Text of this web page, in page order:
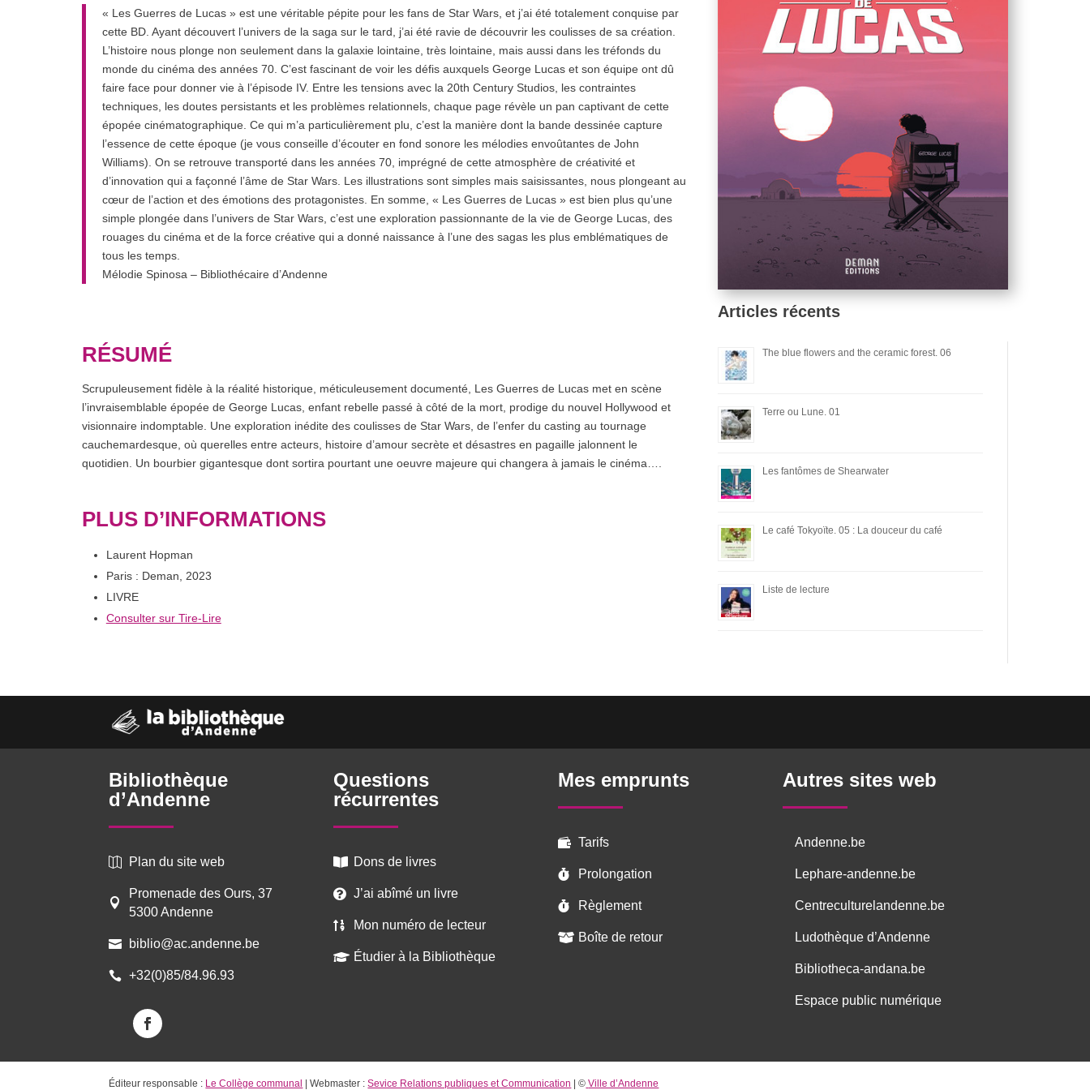
« Les Guerres de Lucas » est une véritable pépite pour les fans de Star Wars, et j’ai été totalement conquise par
cette BD. Ayant découvert l’univers de la saga sur le tard, j’ai été ravie de découvrir les coulisses de sa création.
L’histoire nous plonge non seulement dans la galaxie lointaine, très lointaine, mais aussi dans les tréfonds du
monde du cinéma des années 70. C’est fascinant de voir les défis auxquels George Lucas et son équipe ont dû
faire face pour donner vie à l’épisode IV. Entre les tensions avec la 20th Century Studios, les contraintes
techniques, les doutes persistants et les problèmes relationnels, chaque page révèle un pan captivant de cette
épopée cinématographique. Ce qui m’a particulièrement plu, c’est la manière dont la bande dessinée capture
l’essence de cette époque (je vous conseille d’écouter en fond sonore les mélodies envoûtantes de John
Williams). On se retrouve transporté dans les années 70, imprégné de cette atmosphère de créativité et
d’innovation qui a façonné l’âme de Star Wars. Les illustrations sont simples mais saisissantes, nous plongeant au
cœur de l’action et des émotions des protagonistes. En somme, « Les Guerres de Lucas » est bien plus qu’une
simple plongée dans l’univers de Star Wars, c’est une exploration passionnante de la vie de George Lucas, des
rouages du cinéma et de la force créative qui a donné naissance à l’une des sagas les plus emblématiques de
tous les temps.
Mélodie Spinosa – Bibliothécaire d’Andenne
RÉSUMÉ
Scrupuleusement fidèle à la réalité historique, méticuleusement documenté, Les Guerres de Lucas met en scène
l’invraisemblable épopée de George Lucas, enfant rebelle passé à côté de la mort, prodige du nouvel Hollywood et
visionnaire indomptable. Une exploration inédite des coulisses de Star Wars, de l’enfer du casting au tournage
cauchemardesque, où querelles entre acteurs, histoire d’amour secrète et désastres en pagaille jalonnent le
quotidien. Un bourbier gigantesque dont sortira pourtant une oeuvre majeure qui changera à jamais le cinéma….
PLUS D’INFORMATIONS
Laurent Hopman
Paris : Deman, 2023
LIVRE
Consulter sur Tire-Lire
Articles récents
The blue flowers and the ceramic forest. 06
Terre ou Lune. 01
Les fantômes de Shearwater
Le café Tokyoïte. 05 : La douceur du café
Liste de lecture
Bibliothèque
d’Andenne
 Plan du site web

Promenade des Ours, 37
5300 Andenne
 biblio@ac.andenne.be
 +32(0)85/84.96.93
Questions
récurrentes
 Dons de livres
 J’ai abîmé un livre
 Mon numéro de lecteur
 Étudier à la Bibliothèque
Mes emprunts
 Tarifs
 Prolongation
 Règlement
 Boîte de retour
Autres sites web
Andenne.be
Lephare-andenne.be
Centreculturelandenne.be
Ludothèque d’Andenne
Bibliotheca-andana.be
Espace public numérique
Éditeur responsable : Le Collège communal | Webmaster :Sevice Relations publiques et Communication | © Ville d’Andenne